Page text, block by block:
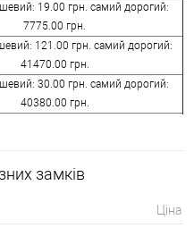
19.00 грн. самий дорогий:
7775.00 грн.
121.00 грн. самий дорогий:
41470.00 грн.
30.00 грн. самий дорогий:
40380.00 грн.
396000.00 грн.
замків
Ціна